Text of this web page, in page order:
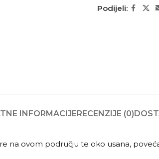
Podijeli:
INFORMACIJERECENZIJE (0)
na ovom području te oko usana,